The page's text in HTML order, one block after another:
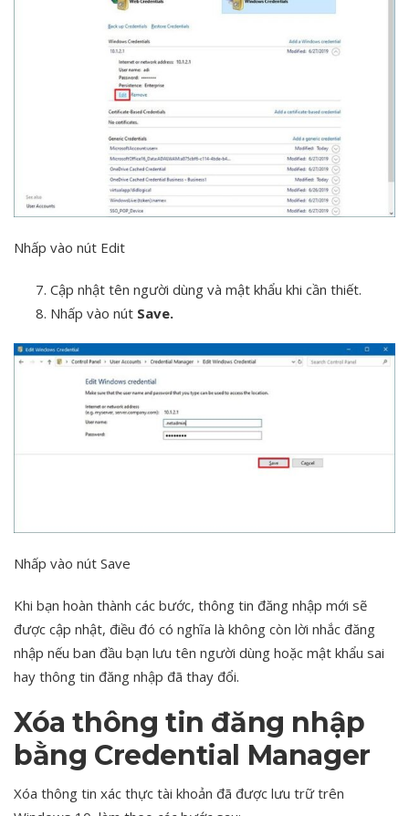
Nhấp vào nút Edit
Cập nhật tên người dùng và mật khẩu khi cần thiết.
Nhấp vào nút Save.
Nhấp vào nút Save
Khi bạn hoàn thành các bước, thông tin đăng nhập mới sẽ
được cập nhật, điều đó có nghĩa là không còn lời nhắc đăng
nhập nếu ban đầu bạn lưu tên người dùng hoặc mật khẩu sai
hay thông tin đăng nhập đã thay đổi.
Xóa thông tin đăng nhập
bằng Credential Manager
Xóa thông tin xác thực tài khoản đã được lưu trữ trên